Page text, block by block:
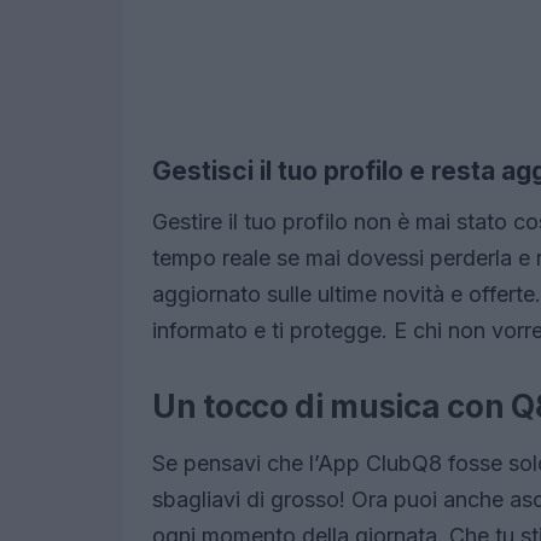
Gestisci il tuo profilo e resta
Gestire il tuo profilo non è mai stato
tempo reale se mai dovessi perderla
aggiornato sulle ultime novità e
informato e ti protegge. E chi non
Un tocco di musica con
Se pensavi che l’App ClubQ8 fosse
sbagliavi di grosso! Ora puoi anche